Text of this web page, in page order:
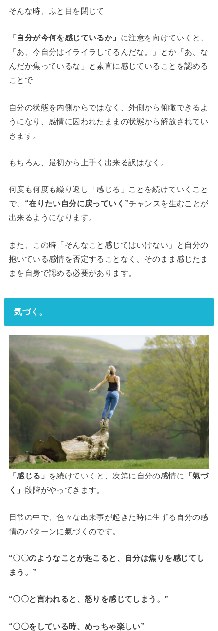
そんな時、ふと目を閉じて
「自分が今何を感じているか」 に注意を向けていくと、
「あ、今自分はイライラしてるんだな。」とか「あ、な
んだか焦っているな」と素直に感じていることを認める
ことで
自分の状態を内側からではなく、外側から俯瞰できるよ
うになり、感情に囚われたままの状態から解放されてい
きます。
もちろん、最初から上手く出来る訳はなく。
何度も何度も繰り返し「感じる」ことを続けていくこと
で、 “在りたい自分に戻っていく”チャンスを生むことが
出来るようになります。
また、この時「そんなこと感じてはいけない」と自分の
抱いている感情を否定することなく、そのまま感じたま
まを自身で認める必要があります。
気づく 。
「感じる」 を続けていくと、次第に自分の感情に
「氣づ
く」 段階がやってきます。
日常の中で、色々な出来事が起きた時に生ずる自分の感
情のパターンに氣づくのです。
“〇〇のようなことが起こると、自分は焦りを感じてし
まう。”
“〇〇と言われると、怒りを感じてしまう。”
“〇〇をしている時、めっちゃ楽しい”